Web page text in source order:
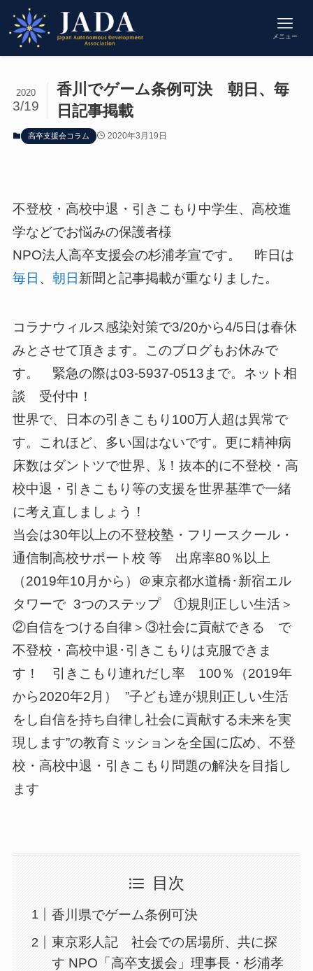
メニュー
香川でゲーム条例可決 朝日、毎
日記事掲載
2020
3/19
高卒支援会コラム 2020年3月19日
不登校・高校中退・引きこもり中学生、高校進
学などでお悩みの保護者様
NPO法人高卒支援会の杉浦孝宣です。 昨日は
毎日 、 朝日新聞と記事掲載が重なりました。
コラナウィルス感染対策で3/20から4/5日は春休
みとさせて頂きます。このブログもお休みで
す。 緊急の際は03-5937-0513まで。ネット相
談 受付中！
世界で、日本の引きこもり100万人超は異常で
す。これほど、多い国はないです。更に精神病
床数はダントツで世界、⅕！抜本的に不登校・高
校中退・引きこもり等の支援を世界基準で一緒
に考え直しましょう！
当会は30年以上の不登校塾・フリースクール・
通信制高校サポート校 等 出席率80％以上
（2019年10月から）＠東京都水道橋･新宿エル
タワーで 3つのステップ ①規則正しい生活＞
②自信をつける自律＞③社会に貢献できる で
不登校・高校中退･引きこもりは克服できま
す！ 引きこもり連れだし率 100％（2019年
から2020年2月） ”子ども達が規則正しい生活
をし自信を持ち自律し社会に貢献する未来を実
現します”の教育ミッションを全国に広め、不登
校・高校中退・引きこもり問題の解決を目指し
ます
目次
香川県でゲーム条例可決
東京彩人記 社会での居場所、共に探
す NPO「高卒支援会」理事長・杉浦孝